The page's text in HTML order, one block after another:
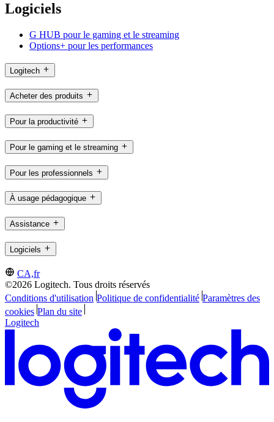
Logiciels
G HUB pour le gaming et le streaming
Options+ pour les performances
Logitech
Acheter des produits
Pour la productivité
Pour le gaming et le streaming
Pour les professionnels
À usage pédagogique
Assistance
Logiciels
CA,fr
©2026 Logitech. Tous droits réservés
Conditions d'utilisation Politique de confidentialité Paramètres des
cookies Plan du site
Logitech